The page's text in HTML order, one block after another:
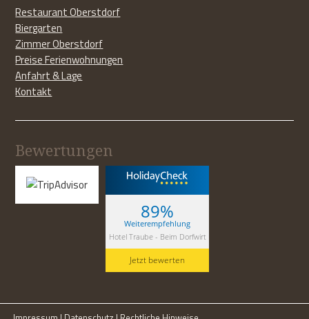
Restaurant Oberstdorf
Biergarten
Zimmer Oberstdorf
Preise Ferienwohnungen
Anfahrt & Lage
Kontakt
Bewertungen
89%
Weiterempfehlung
Hotel Traube - Beim Dorfwirt
Jetzt bewerten